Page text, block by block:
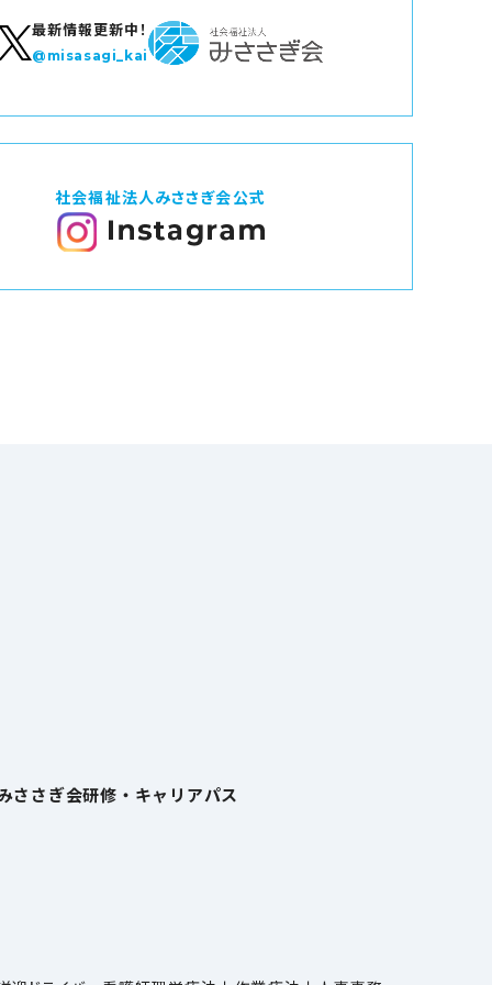
最新情報更新中！
@misasagi_kai
社会福祉法人みささぎ会公式
ささぎ会研修・キャリアパス